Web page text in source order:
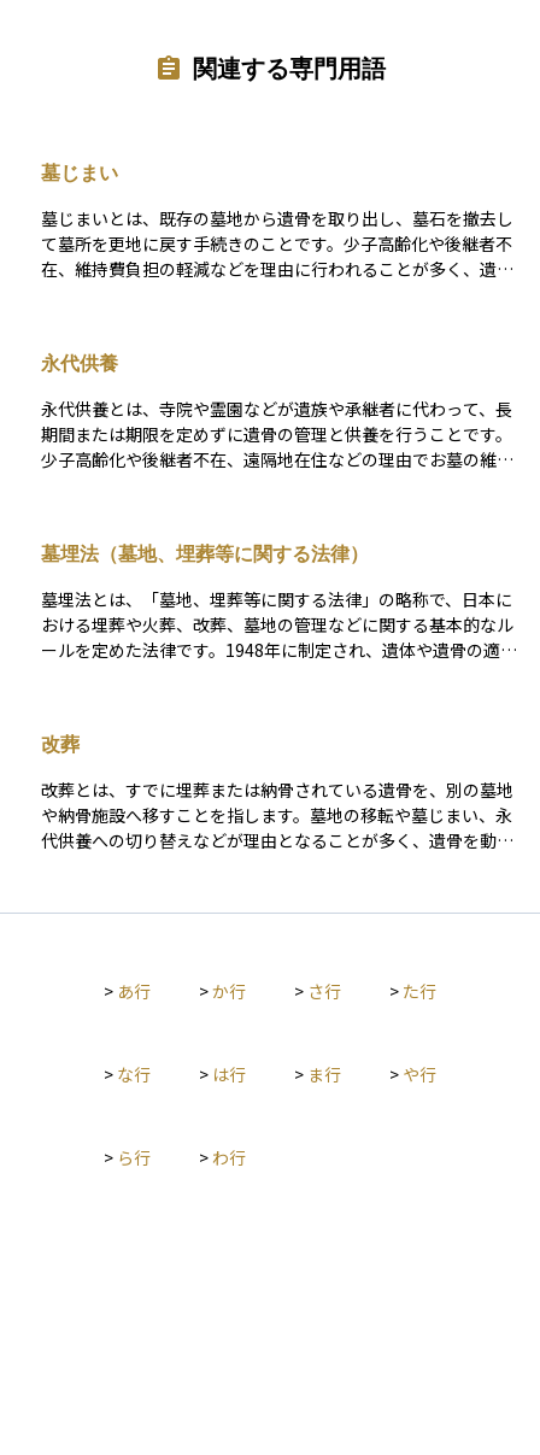
関連する専門用語
墓じまい
墓じまいとは、既存の墓地から遺骨を取り出し、墓石を撤去し
て墓所を更地に戻す手続きのことです。少子高齢化や後継者不
在、維持費負担の軽減などを理由に行われることが多く、遺骨
手続きが必要です。資産管理や相続の観点からも、墓じまいは
将来の維持管理費や負担を軽減する選択肢の一つとして注目さ
れています。
永代供養
永代供養とは、寺院や霊園などが遺族や承継者に代わって、長
期間または期限を定めずに遺骨の管理と供養を行うことです。
少子高齢化や後継者不在、遠隔地在住などの理由でお墓の維持
いです。墓埋法の規定に基づき適正に管理され、無縁墓化を防
ぐ役割も果たします。資産整理や終活において、将来の供養負
担を軽減する選択肢として広く利用されています。
墓埋法（墓地、埋葬等に関する法律）
墓埋法とは、「墓地、埋葬等に関する法律」の略称で、日本に
おける埋葬や火葬、改葬、墓地の管理などに関する基本的なル
ールを定めた法律です。1948年に制定され、遺体や遺骨の適正
た、遺骨を別の墓所や納骨施設へ移す改葬には「改葬許可証」
が必要です。墓じまいや永代供養といった現代的な供養形態に
も密接に関連しており、相続や資産整理の際にも重要な法的枠
組みとなります。
改葬
改葬とは、すでに埋葬または納骨されている遺骨を、別の墓地
や納骨施設へ移すことを指します。墓地の移転や墓じまい、永
代供養への切り替えなどが理由となることが多く、遺骨を動か
受け入れ先の承諾、行政手続きなど複数のステップが伴いま
将来の維持管理負担を軽減する目的で行われることもありま
> あ行 >か行 > さ行 > た行
> な行 > は行 > ま行 > や行
> ら行 > わ行